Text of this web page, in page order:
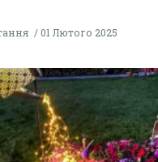
01 Лютого 2025